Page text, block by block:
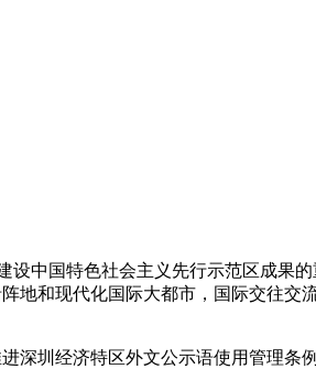
中国特色社会主义先行示范区成果
地和现代化国际大都市，国际交往交
深圳经济特区外文公示语使用管理条